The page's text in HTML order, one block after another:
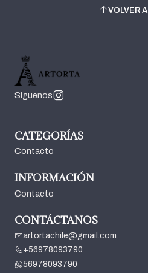
VOLVER
Síguenos
CATEGORÍAS
Contacto
INFORMACIÓN
Contacto
CONTÁCTANOS
artortachile@gmail.com
+56978093790
56978093790